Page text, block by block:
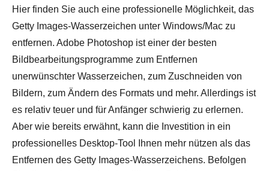
Hier finden Sie auch eine professionelle Möglichkeit, das
Getty Images-Wasserzeichen unter Windows/Mac zu
entfernen. Adobe Photoshop ist einer der besten
Bildbearbeitungsprogramme zum Entfernen
unerwünschter Wasserzeichen, zum Zuschneiden von
Bildern, zum Ändern des Formats und mehr. Allerdings ist
es relativ teuer und für Anfänger schwierig zu erlernen.
Aber wie bereits erwähnt, kann die Investition in ein
professionelles Desktop-Tool Ihnen mehr nützen als das
Entfernen des Getty Images-Wasserzeichens. Befolgen